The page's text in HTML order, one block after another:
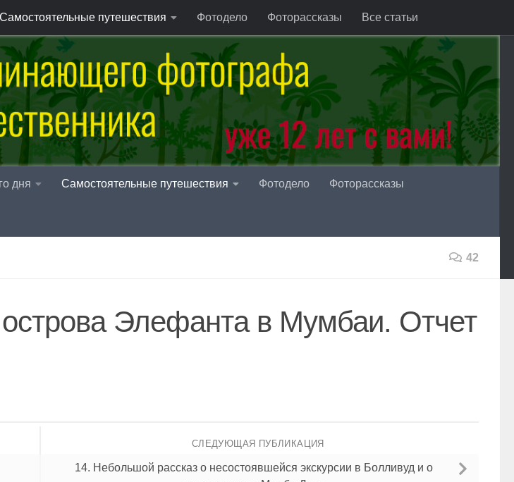
Самостоятельные путешествия Фотодело Фоторассказы Все статьи
дня Самостоятельные путешествия Фотодело Фоторассказы
42
Элефанта в Мумбаи. Отчет
СЛЕДУЮЩАЯ ПУБЛИКАЦИЯ
14. Небольшой рассказ о несостоявшейся экскурсии в Болливуд и о